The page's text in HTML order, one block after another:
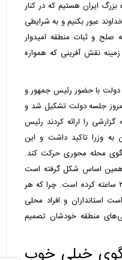
ایران هستیم که در کنار
عبور بکنیم و به شرایطی
صلح و ثبات منطقه امیدوار
نقش آفرینی که همواره
با حضور رئیس جمهور و
جلسه دولت تشکیل شد و
گزارشی را ارائه کردند رئیس
به وزرا تاکید داشت و این
محله محوری حرکت کند.
بر همین اساس شکل گرفته است
تشکر می‌کنم چرا که کار نانوایی‌ها را ۲۴ ساعته کرده است. چرا که هر
استانداران و افراد محلی
منطقه خودشان تصمیم
خیلی خوب